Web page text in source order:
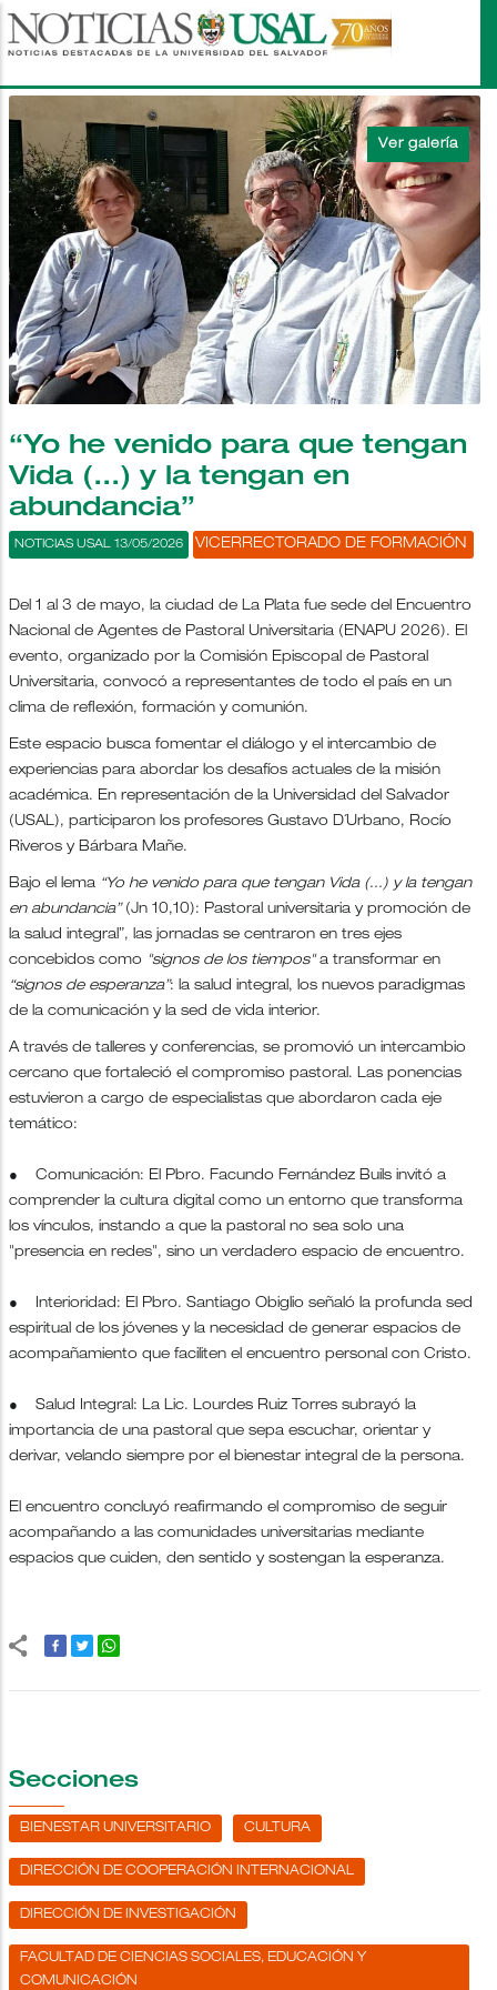
Pasar
al
principal
“Yo he venido para que tengan
Vida (...) y la tengan en
abundancia”
VICERRECTORADO DE FORMACIÓN
NOTICIAS USAL 13/05/2026
Del 1 al 3 de mayo, la ciudad de La Plata fue sede del Encuentro
Nacional de Agentes de Pastoral Universitaria (ENAPU 2026). El
evento, organizado por la Comisión Episcopal de Pastoral
Universitaria, convocó a representantes de todo el país en un
clima de reflexión, formación y comunión.
Este espacio busca fomentar el diálogo y el intercambio de
experiencias para abordar los desafíos actuales de la misión
académica. En representación de la Universidad del Salvador
(USAL), participaron los profesores Gustavo D´Urbano, Rocío
Riveros y Bárbara Mañe.
Bajo el lema “Yo he venido para que tengan Vida (...) y la tengan
en abundancia” (Jn 10,10): Pastoral universitaria y promoción de
la salud integral”, las jornadas se centraron en tres ejes
concebidos como "signos de los tiempos"a transformar en
“signos de esperanza”: la salud integral, los nuevos paradigmas
de la comunicación y la sed de vida interior.
A través de talleres y conferencias, se promovió un intercambio
cercano que fortaleció el compromiso pastoral. Las ponencias
estuvieron a cargo de especialistas que abordaron cada eje
temático:
● Comunicación: El Pbro. Facundo Fernández Buils invitó a
comprender la cultura digital como un entorno que transforma
los vínculos, instando a que la pastoral no sea solo una
"presencia en redes", sino un verdadero espacio de encuentro.
● Interioridad: El Pbro. Santiago Obiglio señaló la profunda sed
espiritual de los jóvenes y la necesidad de generar espacios de
acompañamiento que faciliten el encuentro personal con Cristo.
● Salud Integral: La Lic. Lourdes Ruiz Torres subrayó la
importancia de una pastoral que sepa escuchar, orientar y
derivar, velando siempre por el bienestar integral de la persona.
El encuentro concluyó reafirmando el compromiso de seguir
acompañando a las comunidades universitarias mediante
espacios que cuiden, den sentido y sostengan la esperanza.
Secciones
BIENESTAR UNIVERSITARIO CULTURA
DIRECCIÓN DE COOPERACIÓN INTERNACIONAL
DIRECCIÓN DE INVESTIGACIÓN
FACULTAD DE CIENCIAS SOCIALES, EDUCACIÓN Y
COMUNICACIÓN